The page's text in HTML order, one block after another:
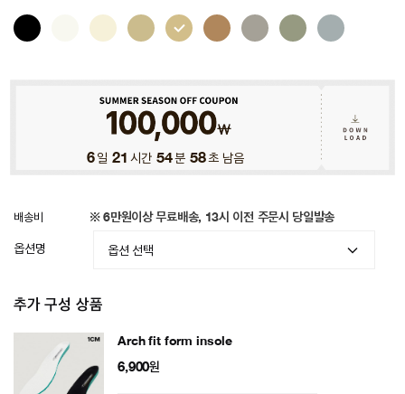
6일 21 시간 54분 56초 남음
배송비 ※ 6만원이상 무료배송, 13시 이전 주문시 당일발송
옵션명
추가 구성 상품
Arch fit form insole
6,900원